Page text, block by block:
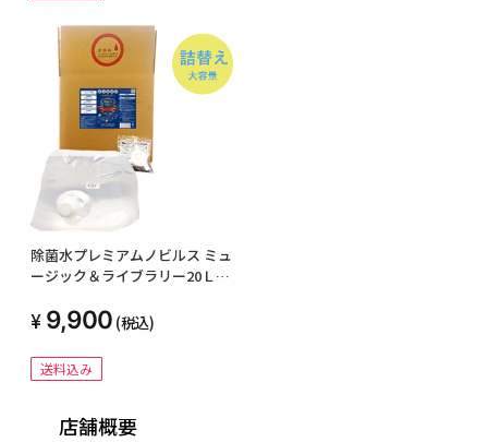
除菌水プレミアムノビルス ミュ
ージック＆ライブラリー20Ｌお
9,900 (税込)
送料込み
店舗概要